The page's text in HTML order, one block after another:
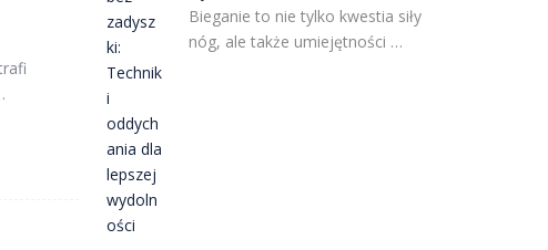
Bieganie to nie tylko kwestia siły
nóg, ale także umiejętności …